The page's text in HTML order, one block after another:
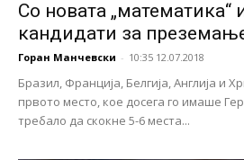
Со новата „математика“
кандидати за преземање
Горан Манчевски - 10:35 12.07.2018
Бразил, Франција, Белгија, Англија и
првото место, кое досега го имаше
требало да скокне 5-6 места...